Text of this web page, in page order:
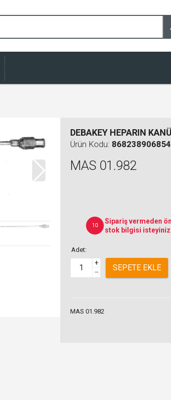
DEBAKEY HEPARIN
Ürün Kodu:
MAS 01.982
10
Sipariş vermeden
stok bilgisi
Adet:
+
–
SEPETE EKLE
MAS 01.982